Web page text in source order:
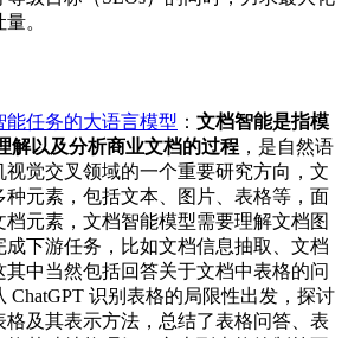
。
能任务的大语言模型 ： 文档智能是指模
解以及分析商业文档的过程 ，是自然语
视觉交叉领域的一个重要研究方向，文
种元素，包括文本、图片、表格等，面
档元素，文档智能模型需要理解文档图
成下游任务，比如文档信息抽取、文档
其中当然包括回答关于文档中表格的问
ChatGPT 识别表格的局限性出发，探讨
格及其表示方法，总结了表格问答、表